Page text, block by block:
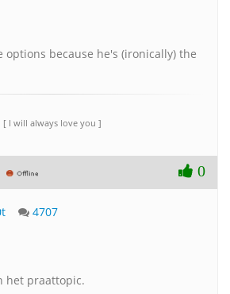
options because he's (ironically) the
[ I will always love you ]
0
4707
het praattopic.